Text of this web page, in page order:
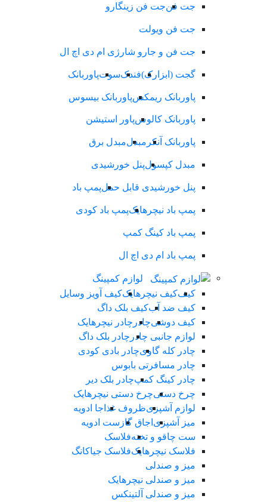
جت فنجت فن زینگارو
جت فن ویولت
جت فن و جارو شارژی ام دی اچ ال
گجت (ابزارک)فندکسوتپاوربانک
پاوربانک ریمکسپاوربانک بیسوس
پاوربانک کالوسپاور استیشن
پاوربانک آنکر مبدلمبدل برق
مبدل کپسولپنل خورشیدی
پنل خورشیدی قابل حملپمپ باد
پمپ باد نیچرهایکپمپ باد کودی
پمپ باد کینگ کمپ
پمپ باد ام دی اچ ال
لوازم کمپینگ
کیفکیف نیچرهایککیف آویز وسایل
کیف ضد آبکیف بلک داگ
کیف دوشیچادر چادر نیچرهایک
لوازم جانبی چادر چادر بلک داگ
چادر کله گاویچادر بادی کودی
چادر مسافرتی بابوس
چادر کینگ کمپچادر بلک دیر
چرخ دستیچرخ دستی نیچرهایک
لوازم آشپزیظروف غذا جا ادویه
میز آشپزی اجاق گاز ست ادویه
ست چاقو و تختهفلاسک
فلاسک نیچرهایکفلاسک جیاکانگ
میز و صندلی
میز و صندلی نیچرهایک
میز و صندلی آلتینکس